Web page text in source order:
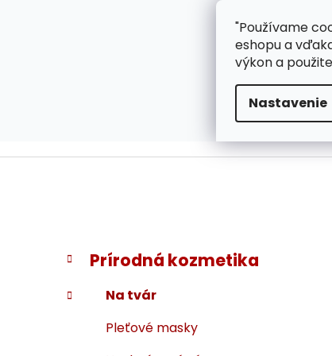
"Používame
eshopu a
výkon a
Nastavenie
ZÁKAZNÍCKA
B
č
Preskočiť
kategórie
K
a
t
e
Prírodná kozmetika
Na tvár
Pleťové masky